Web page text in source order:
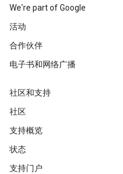
We're part of Google
活动
合作伙伴
电子书和网络广播
社区和支持
社区
支持概览
状态
支持门户